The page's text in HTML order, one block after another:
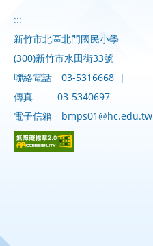
:::
新竹市北區北門國民小學
(300)新竹市水田街33號
聯絡電話
03-5316668 |
傳真
03-5340697
電子信箱
bmps01@hc.edu.tw